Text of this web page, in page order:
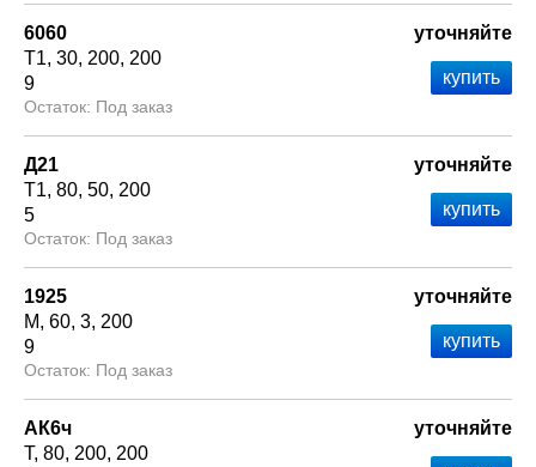
6060
Т1 30 200 200
9
Под заказ
уточняйте
Д21
Т1 80 50 200
5
Под заказ
уточняйте
1925
М 60 3 200
9
Под заказ
уточняйте
АК6ч
Т 80 200 200
уточняйте